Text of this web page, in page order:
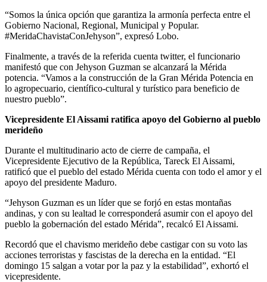
“Somos la única opción que garantiza la armonía perfecta entre el
Gobierno Nacional, Regional, Municipal y Popular.
#MeridaChavistaConJehyson”, expresó Lobo.
Finalmente, a través de la referida cuenta twitter, el funcionario
manifestó que con Jehyson Guzman se alcanzará la Mérida
potencia. “Vamos a la construcción de la Gran Mérida Potencia en
lo agropecuario, científico-cultural y turístico para beneficio de
nuestro pueblo”.
Vicepresidente El Aissami ratifica apoyo del Gobierno al pueblo
merideño
Durante el multitudinario acto de cierre de campaña, el
Vicepresidente Ejecutivo de la República, Tareck El Aissami,
ratificó que el pueblo del estado Mérida cuenta con todo el amor y el
apoyo del presidente Maduro.
“Jehyson Guzman es un líder que se forjó en estas montañas
andinas, y con su lealtad le corresponderá asumir con el apoyo del
pueblo la gobernación del estado Mérida”, recalcó El Aissami.
Recordó que el chavismo merideño debe castigar con su voto las
acciones terroristas y fascistas de la derecha en la entidad. “El
domingo 15 salgan a votar por la paz y la estabilidad”, exhortó el
vicepresidente.